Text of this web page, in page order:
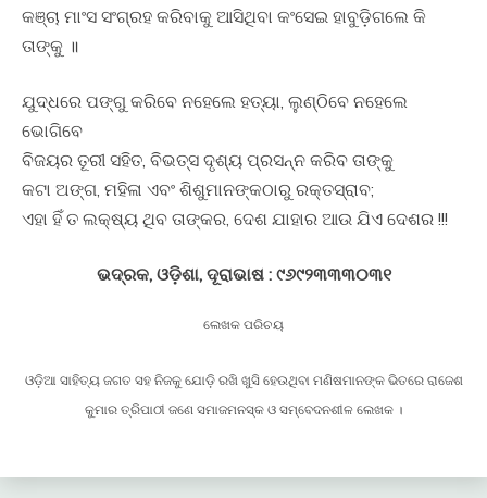
କଞ୍ଚା ମାଂସ ସଂଗ୍ରହ କରିବାକୁ ଆସିଥିବା କଂସେଇ ହାବୁଡ଼ିଗଲେ କି
ତାଙ୍କୁ ॥
ଯୁଦ୍ଧରେ ପଙ୍ଗୁ କରିବେ ନହେଲେ ହତ୍ୟା, ଲୁଣ୍ଠିବେ ନହେଲେ
ଭୋଗିବେ
ବିଜୟର ତୂରୀ ସହିତ, ବିଭତ୍ସ ଦୃଶ୍ୟ ପ୍ରସନ୍ନ କରିବ ତାଙ୍କୁ
କଟା ଅଙ୍ଗ, ମହିଳା ଏବଂ ଶିଶୁମାନଙ୍କଠାରୁ ରକ୍ତସ୍ରାବ;
ଏହା ହିଁ ତ ଲକ୍ଷ୍ୟ ଥିବ ତାଙ୍କର, ଦେଶ ଯାହାର ଆଉ ଯିଏ ଦେଶର !!!
ଭଦ୍ରକ, ଓଡ଼ିଶା, ଦୂରାଭାଷ : ୯୬୯୨୩୩୩୦୩୧
ଲେଖକ ପରିଚୟ
ଓଡ଼ିଆ ସାହିତ୍ୟ ଜଗତ ସହ ନିଜକୁ ଯୋଡ଼ି ରଖି ଖୁସି ହେଉଥିବା ମଣିଷମାନଙ୍କ ଭିତରେ ରାଜେଶ
କୁମାର ତ୍ରିପାଠୀ ଜଣେ ସମାଜମନସ୍କ ଓ ସମ୍ବେଦନଶୀଳ ଲେଖକ ।